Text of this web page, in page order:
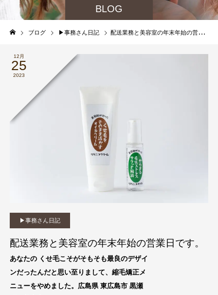
BLOG
ブログ ▶︎事務さん日記 配送業務と美容室の年末年始の営業日です。
12月
25
2023
▶︎事務さん日記
配送業務と美容室の年末年始の営業日です。
あなたの くせ毛こそがそもそも最良のデザイ
ンだったんだと思い至りまして、縮毛矯正メ
ニューをやめました。広島県 東広島市 黒瀬